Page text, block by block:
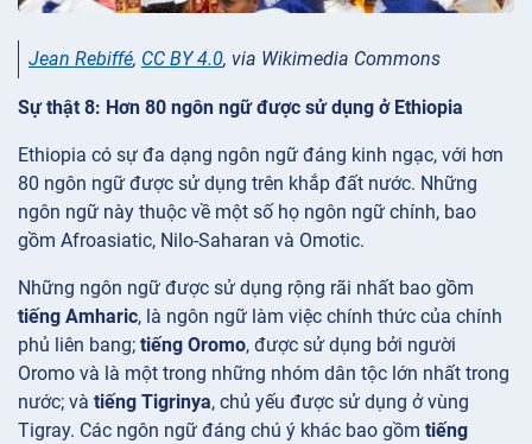
Jean Rebiffé, CC BY 4.0, via Wikimedia Commons
Sự thật 8: Hơn 80 ngôn ngữ được sử dụng ở Ethiopia
Ethiopia có sự đa dạng ngôn ngữ đáng kinh ngạc, với hơn
80 ngôn ngữ được sử dụng trên khắp đất nước. Những
ngôn ngữ này thuộc về một số họ ngôn ngữ chính, bao
gồm Afroasiatic, Nilo-Saharan và Omotic.
Những ngôn ngữ được sử dụng rộng rãi nhất bao gồm
tiếng Amharic, là ngôn ngữ làm việc chính thức của chính
phủ liên bang; tiếng Oromo, được sử dụng bởi người
Oromo và là một trong những nhóm dân tộc lớn nhất trong
nước; và tiếng Tigrinya, chủ yếu được sử dụng ở vùng
Tigray. Các ngôn ngữ đáng chú ý khác bao gồm tiếng